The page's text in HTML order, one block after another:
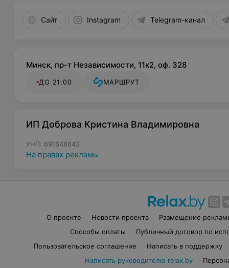
Сайт Instagram Telegram-канал
Минск, пр-т Независимости, 11к2, оф. 328
ДО 21:00 МАРШРУТ
ИП Доброва Кристина Владимировна
УНП: 691648643
На правах рекламы
О проекте Новости проекта Размещение
Способы оплаты
Публичный договор по
Пользовательское соглашение
Написать в поддержку
Написать руководителю relax.by